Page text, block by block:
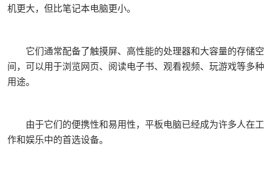
机更大，但比笔记本电脑更小。
它们通常配备了触摸屏、高性能的处理器和大容量的存储空
间，可以用于浏览网页、阅读电子书、观看视频、玩游戏等多种
用途。
由于它们的便携性和易用性，平板电脑已经成为许多人在工
作和娱乐中的首选设备。